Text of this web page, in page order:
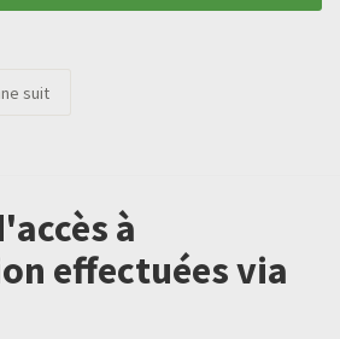
suit
à
effectuées via